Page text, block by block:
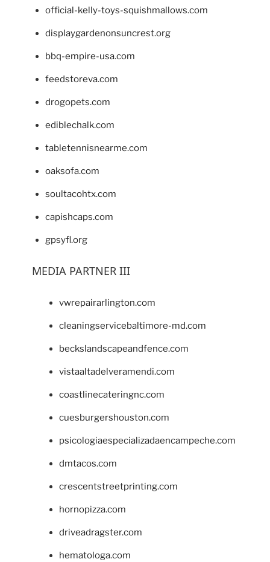
official-kelly-toys-squishmallows.com
displaygardenonsuncrest.org
bbq-empire-usa.com
feedstoreva.com
drogopets.com
ediblechalk.com
tabletennisnearme.com
oaksofa.com
soultacohtx.com
capishcaps.com
gpsyfl.org
MEDIA PARTNER III
vwrepairarlington.com
cleaningservicebaltimore-md.com
beckslandscapeandfence.com
vistaaltadelveramendi.com
coastlinecateringnc.com
cuesburgershouston.com
psicologiaespecializadaencampeche.com
dmtacos.com
crescentstreetprinting.com
hornopizza.com
driveadragster.com
hematologa.com